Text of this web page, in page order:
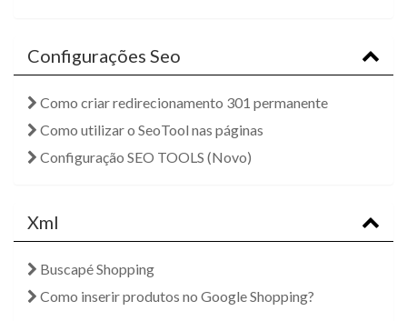
Configurações Seo
Como criar redirecionamento 301 permanente
Como utilizar o SeoTool nas páginas
Configuração SEO TOOLS (Novo)
Xml
Buscapé Shopping
Como inserir produtos no Google Shopping?